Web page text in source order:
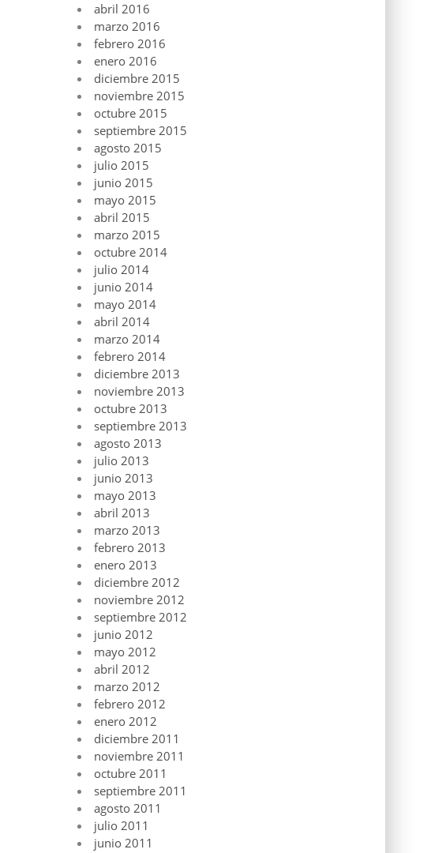
abril 2016
marzo 2016
febrero 2016
enero 2016
diciembre 2015
noviembre 2015
octubre 2015
septiembre 2015
agosto 2015
julio 2015
junio 2015
mayo 2015
abril 2015
marzo 2015
octubre 2014
julio 2014
junio 2014
mayo 2014
abril 2014
marzo 2014
febrero 2014
diciembre 2013
noviembre 2013
octubre 2013
septiembre 2013
agosto 2013
julio 2013
junio 2013
mayo 2013
abril 2013
marzo 2013
febrero 2013
enero 2013
diciembre 2012
noviembre 2012
septiembre 2012
junio 2012
mayo 2012
abril 2012
marzo 2012
febrero 2012
enero 2012
diciembre 2011
noviembre 2011
octubre 2011
septiembre 2011
agosto 2011
julio 2011
junio 2011